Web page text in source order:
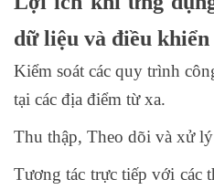
dữ liệu và điều khiển
Kiểm soát các quy trình
tại các địa điểm từ xa.
Thu thập, Theo dõi và xử
Tương tác trực tiếp với các